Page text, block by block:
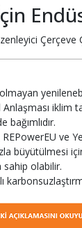
Çerçeve
ve
için
olabilir.